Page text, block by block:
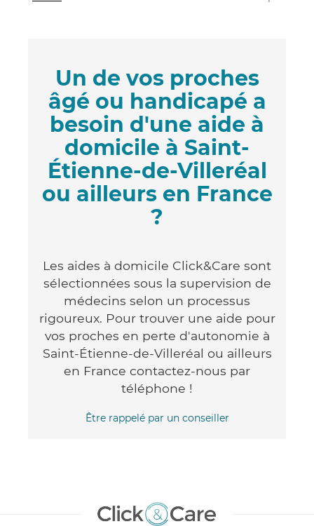
Un de vos proches
âgé ou handicapé a
besoin d'une aide à
domicile à Saint-
Étienne-de-Villeréal
ou ailleurs en France
?
Les aides à domicile Click&Care sont
sélectionnées sous la supervision de
médecins selon un processus
rigoureux. Pour trouver une aide pour
vos proches en perte d'autonomie à
Saint-Étienne-de-Villeréal ou ailleurs
en France contactez-nous par
téléphone !
Être rappelé par un conseiller